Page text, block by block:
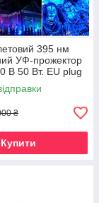
395 нм
УФ-прожектор
В 50 Вт. EU plug
₴
Купити